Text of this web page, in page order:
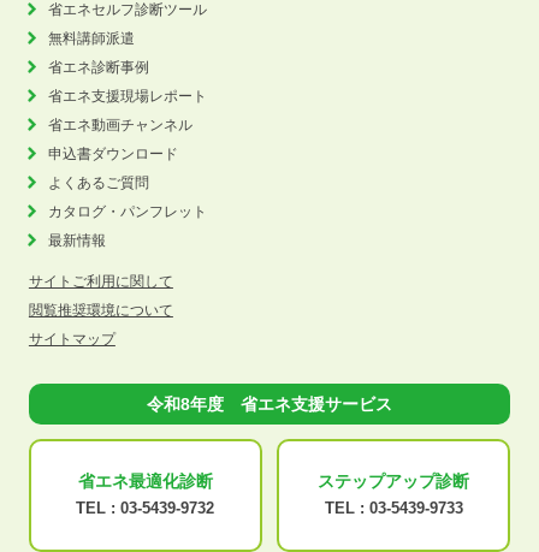
省エネセルフ診断ツール
無料講師派遣
省エネ診断事例
省エネ支援現場レポート
省エネ動画チャンネル
申込書ダウンロード
よくあるご質問
カタログ・パンフレット
最新情報
サイトご利用に関して
閲覧推奨環境について
サイトマップ
令和8年度 省エネ支援サービス
省エネ最適化診断
TEL : 03-5439-9732
ステップアップ診断
TEL : 03-5439-9733